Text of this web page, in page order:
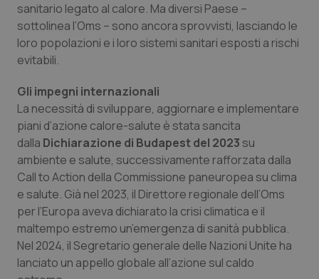
Quotidiano Oncologia
Quotidiano Pediatria
Rene & patologie urogenitali
Salute orale & impianti
Sangue & coagulazione
Tiroide
Tumore al seno
sanitario legato al calore. Ma diversi Paese –
sottolinea l’Oms – sono ancora sprovvisti, lasciando le
loro popolazioni e i loro sistemi sanitari esposti a rischi
evitabili.
Gli impegni internazionali
La necessità di sviluppare, aggiornare e implementare
piani d’azione calore-salute è stata sancita
dalla Dichiarazione di Budapest del 2023 su
ambiente e salute, successivamente rafforzata dalla
Call to Action della Commissione paneuropea su clima
e salute. Già nel 2023, il Direttore regionale dell’Oms
per l’Europa aveva dichiarato la crisi climatica e il
maltempo estremo un’emergenza di sanità pubblica.
Nel 2024, il Segretario generale delle Nazioni Unite ha
lanciato un appello globale all’azione sul caldo